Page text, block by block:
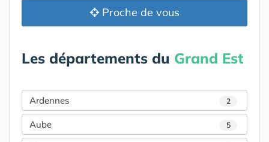
Proche de vous
Les départements du Grand Est
Ardennes 2
Aube 5